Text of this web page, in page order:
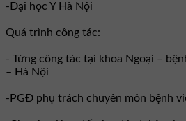
-Đại học Y Hà Nội
Quá trình công tác:
- Từng công tác tại khoa Ngoại –
– Hà Nội
-PGĐ phụ trách chuyên môn bệnh